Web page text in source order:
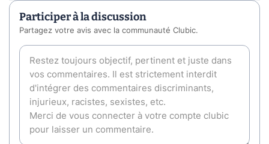
Participer à la discussion
Partagez votre avis avec la communauté Clubic.